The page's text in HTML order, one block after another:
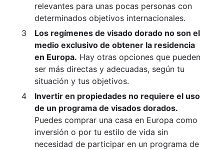
relevantes para unas pocas personas con
determinados objetivos internacionales.
Los regímenes de visado dorado no son el
medio exclusivo de obtener la residencia
en Europa. Hay otras opciones que pueden
ser más directas y adecuadas, según tu
situación y tus objetivos.
Invertir en propiedades no requiere el uso
de un programa de visados dorados.
Puedes comprar una casa en Europa como
inversión o por tu estilo de vida sin
necesidad de participar en un programa de